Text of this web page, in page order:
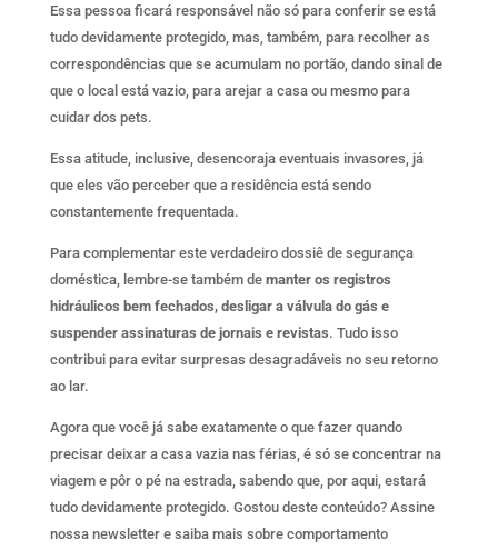
Essa pessoa ficará responsável não só para conferir se está
tudo devidamente protegido, mas, também, para recolher as
correspondências que se acumulam no portão, dando sinal de
que o local está vazio, para arejar a casa ou mesmo para
cuidar dos pets.
Essa atitude, inclusive, desencoraja eventuais invasores, já
que eles vão perceber que a residência está sendo
constantemente frequentada.
Para complementar este verdadeiro dossiê de segurança
doméstica, lembre-se também de manter os registros
hidráulicos bem fechados, desligar a válvula do gás e
suspender assinaturas de jornais e revistas. Tudo isso
contribui para evitar surpresas desagradáveis no seu retorno
ao lar.
Agora que você já sabe exatamente o que fazer quando
precisar deixar a casa vazia nas férias, é só se concentrar na
viagem e pôr o pé na estrada, sabendo que, por aqui, estará
tudo devidamente protegido. Gostou deste conteúdo? Assine
nossa newsletter e saiba mais sobre comportamento